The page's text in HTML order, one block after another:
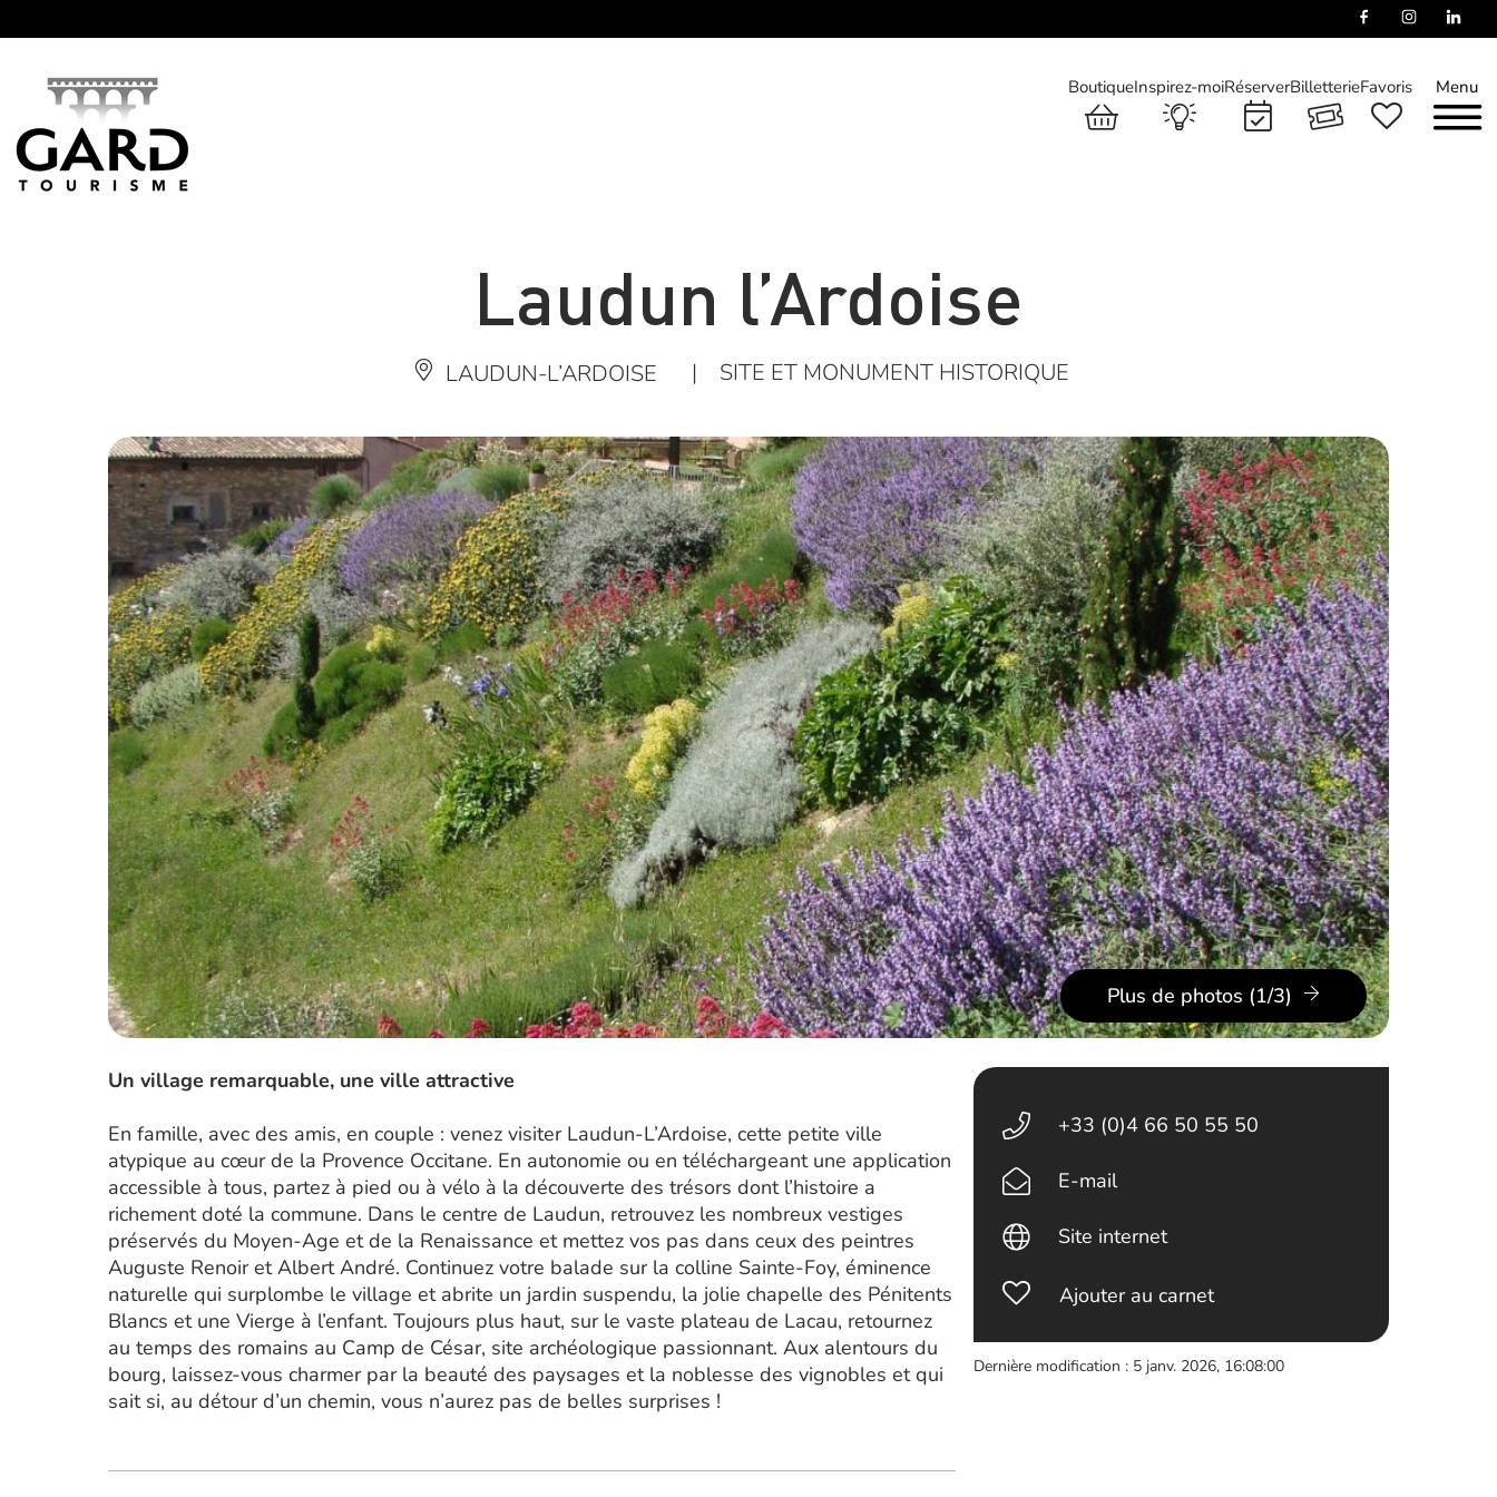
Menu
BoutiqueInspirez-moiRéserverBilletterieFavoris
Laudun l’Ardoise
LAUDUN-L’ARDOISE | SITE ET MONUMENT HISTORIQUE
Plus de photos (1/3)
Un village remarquable, une ville attractive
En famille, avec des amis, en couple : venez visiter Laudun-L’Ardoise, cette petite ville
atypique au cœur de la Provence Occitane. En autonomie ou en téléchargeant une application
accessible à tous, partez à pied ou à vélo à la découverte des trésors dont l’histoire a
richement doté la commune. Dans le centre de Laudun, retrouvez les nombreux vestiges
préservés du Moyen-Age et de la Renaissance et mettez vos pas dans ceux des peintres
Auguste Renoir et Albert André. Continuez votre balade sur la colline Sainte-Foy, éminence
naturelle qui surplombe le village et abrite un jardin suspendu, la jolie chapelle des Pénitents
Blancs et une Vierge à l’enfant. Toujours plus haut, sur le vaste plateau de Lacau, retournez
au temps des romains au Camp de César, site archéologique passionnant. Aux alentours du
bourg, laissez-vous charmer par la beauté des paysages et la noblesse des vignobles et qui
sait si, au détour d’un chemin, vous n’aurez pas de belles surprises !
+33 (0)4 66 50 55 50
E-mail
Site internet
Ajouter au carnet
Dernière modification : 5 janv. 2026, 16:08:00